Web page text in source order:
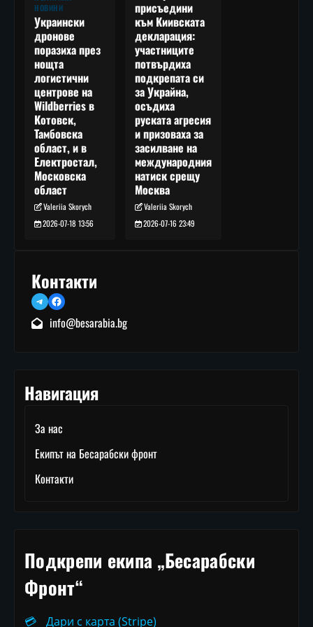
НОВИНИ
Украински
дронове
поразиха през
нощта
логистични
центрове на
Wildberries в
Котовск,
Тамбовска
област, и в
Електростал,
Московска
област
Valeriia Skorych
2026-07-18 13:56
присъедини
към Киивската
декларация:
участниците
потвърдиха
подкрепата си
за Украйна,
осъдиха
руската агресия
и призоваха за
засилване на
международния
натиск срещу
Москва
Valeriia Skorych
2026-07-16 23:49
Контакти
TelegramFacebook
info@besarabia.bg
Навигация
За нас
Екипът на Бесарабски фронт
Контакти
Подкрепи екипа „Бесарабски
Фронт“
💳 Дари с карта (Stripe)